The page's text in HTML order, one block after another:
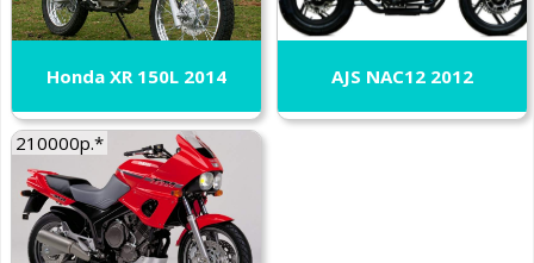
Honda XR 150L 2014 AJS NAC12 2012
210000р.*